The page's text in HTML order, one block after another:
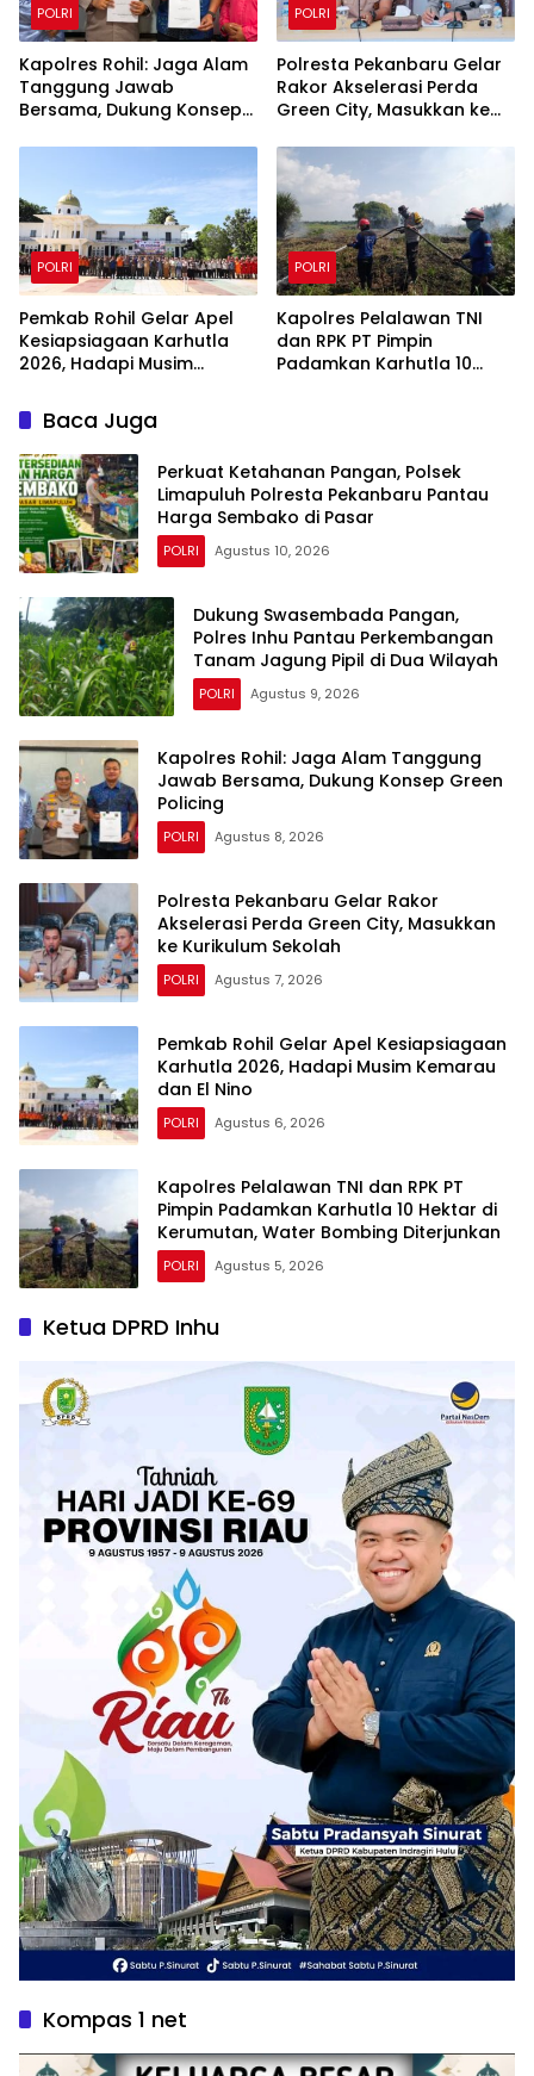
POLRI
Kapolres Rohil: Jaga Alam
Tanggung Jawab
Bersama, Dukung Konsep
POLRI
Polresta Pekanbaru Gelar
Rakor Akselerasi Perda
Green City, Masukkan ke
POLRI
Pemkab Rohil Gelar Apel
Kesiapsiagaan Karhutla
2026, Hadapi Musim
POLRI
Kapolres Pelalawan TNI
dan RPK PT Pimpin
Padamkan Karhutla 10
Baca Juga
Perkuat Ketahanan Pangan, Polsek
Limapuluh Polresta Pekanbaru Pantau
Harga Sembako di Pasar
POLRI Agustus 10, 2026
Dukung Swasembada Pangan,
Polres Inhu Pantau Perkembangan
POLRI Agustus 9, 2026
Kapolres Rohil: Jaga Alam Tanggung
Jawab Bersama, Dukung Konsep Green
Policing
POLRI Agustus 8, 2026
Polresta Pekanbaru Gelar Rakor
Akselerasi Perda Green City, Masukkan
ke Kurikulum Sekolah
POLRI Agustus 7, 2026
Pemkab Rohil Gelar Apel Kesiapsiagaan
Karhutla 2026, Hadapi Musim Kemarau
dan El Nino
POLRI Agustus 6, 2026
Kapolres Pelalawan TNI dan RPK PT
Pimpin Padamkan Karhutla 10 Hektar di
Kerumutan, Water Bombing Diterjunkan
POLRI Agustus 5, 2026
Ketua DPRD Inhu
Kompas 1 net